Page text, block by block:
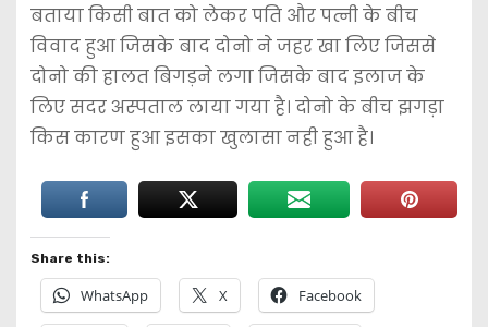
बताया किसी बात को लेकर पति और पत्नी के बीच
विवाद हुआ जिसके बाद दोनो ने जहर खा लिए जिससे
दोनो की हालत बिगड़ने लगा जिसके बाद इलाज के
लिए सदर अस्पताल लाया गया है। दोनो के बीच झगड़ा
किस कारण हुआ इसका खुलासा नही हुआ है।
Share this:
WhatsApp X Facebook